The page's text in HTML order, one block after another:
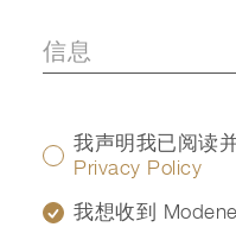
我声明我已阅读
Privacy Policy
我想收到